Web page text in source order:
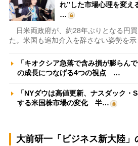
れ”した市場心理を変え
…
日米両政府が、約28年ぶりとなる円
た。米国も追加介入を辞さない姿勢を
「キオクシア急落で含み損が膨らん
の成長につなげる4つの視点 …
「NYダウは高値更新、ナスダック
する米国株市場の変化 半…
大前研一「ビジネス新大陸」